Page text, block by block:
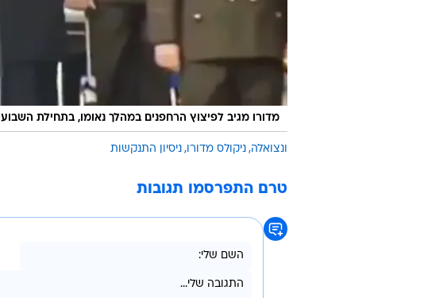
מדורו מגיב לפיצוץ הרחפנים במהלך נאומו, בתחילת השבוע
ונצואלה ניקולס מדורו ניסיון התנקשות
טרם התפרסמו תגובות